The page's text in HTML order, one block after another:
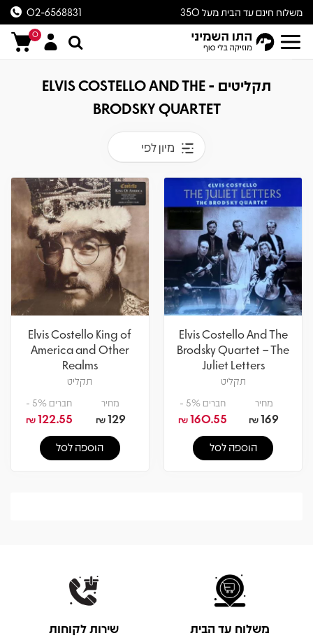
משלוח חינם עד הבית מעל 350
ש״ח
02-6568831
0
תקליטים - ELVIS COSTELLO AND THE
BRODSKY QUARTET
מיון לפי
Elvis Costello And The
Brodsky Quartet – The
Juliet Letters
תקליט
מחיר
169
₪
חברים 5% -
160.55
₪
הוספה לסל
Elvis Costello King of
America and Other
Realms
תקליט
מחיר
129
₪
חברים 5% -
122.55
₪
הוספה לסל
משלוח עד הבית שירות לקוחות